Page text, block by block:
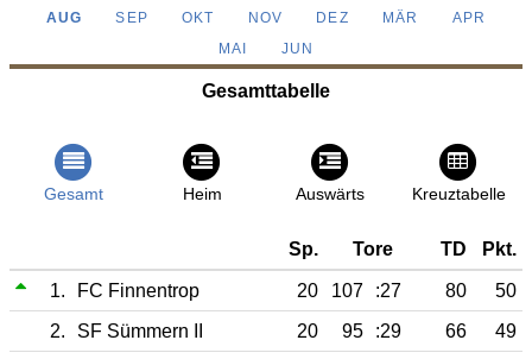
AUG SEP OKT NOV DEZ MÄR
APR
MAI
JUN
Gesamttabelle
Gesamt Heim Auswärts Kreuztabelle
Sp. Tore TD Pkt.
1. FC Finnentrop 20 107 :27 80
50
2.
SF Sümmern II 20 95 :29 66
49